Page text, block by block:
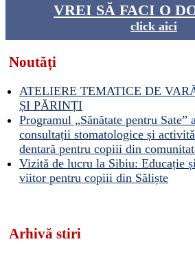
VREI SĂ FACI O
click aici
Noutăți
ATELIERE TEMATICE DE
ȘI PĂRINȚI
Programul „Sănătate pentru Sate”
consultații stomatologice și
dentară pentru copiii din
Vizită de lucru la Sibiu: Educație
viitor pentru copiii din Săliște
Arhivă stiri